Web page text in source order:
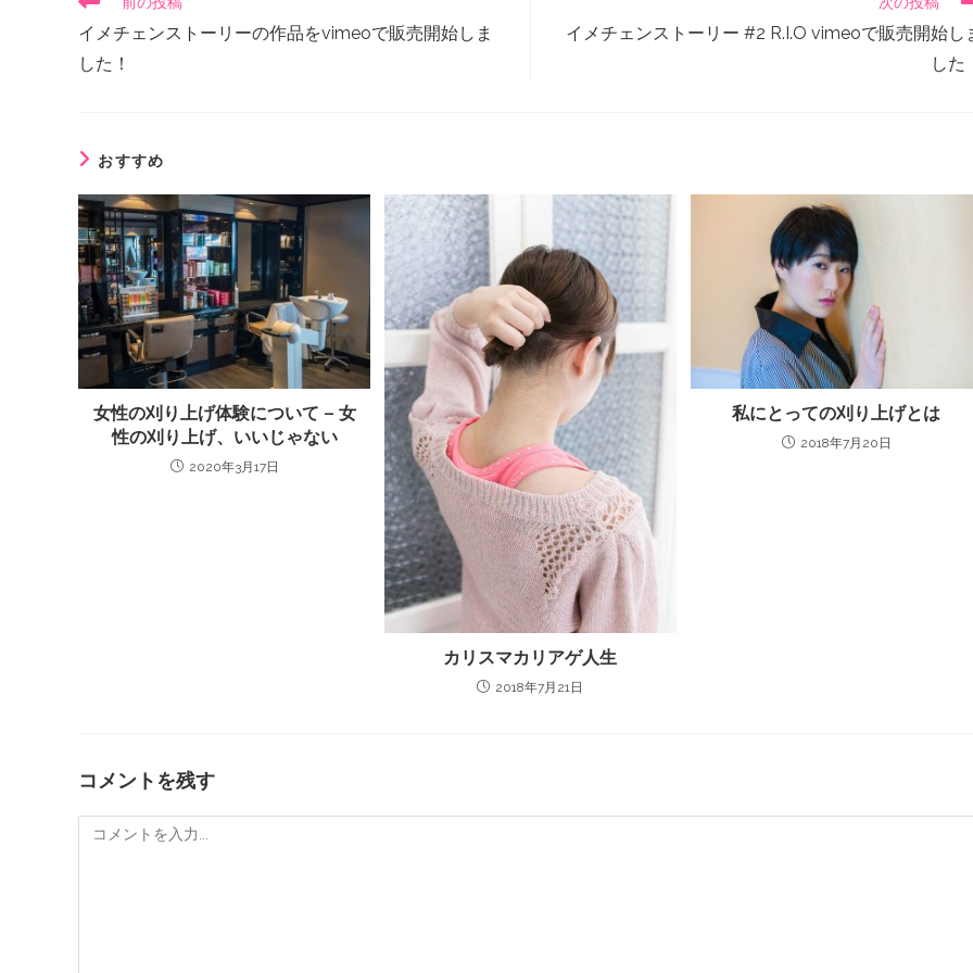
イメチェンストーリーの作品をvimeoで販売開始しま
した！
イメチェンストーリー #2 R.I.O vimeoで販売開始し
した
おすすめ
女性の刈り上げ体験について – 女
性の刈り上げ、いいじゃない
2020年3月17日
カリスマカリアゲ人生
2018年7月21日
私にとっての刈り上げとは
2018年7月20日
コメントを残す